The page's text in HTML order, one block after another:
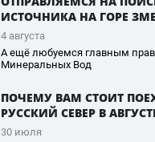
ИСТОЧНИКА НА ГОРЕ
4 августа
А ещё любуемся главным
Минеральных Вод
ПОЧЕМУ ВАМ СТОИТ
РУССКИЙ СЕВЕР В
30 июля